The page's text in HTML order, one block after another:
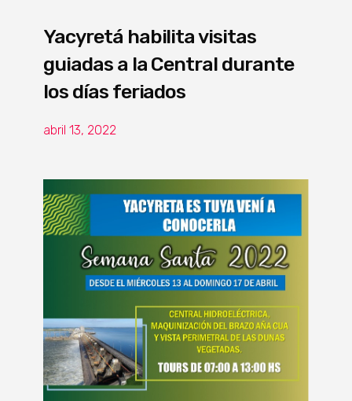
Yacyretá habilita visitas
guiadas a la Central durante
los días feriados
abril 13, 2022